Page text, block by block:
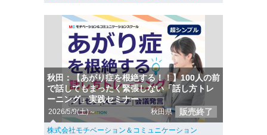
秋田：【あがり症を根絶する！！】100人の前
で話してもまったく緊張しない「話し方トレ
ーニング」実践セミナー
2026/5/9(土)～ 秋田県 販売終了
株式会社モチベーション＆コミュニケーション